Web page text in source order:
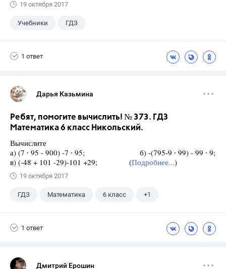
19 октября 2017
Учебники ГДЗ
1 ответ
Дарья Казьмина
Ребят, помогите вычислить! № 373. ГДЗ
Математика 6 класс Никольский.
Вычислите
а) (7 ∙ 95 - 900) -7 ∙ 95; б) -(795-9 ∙ 99) - 99 ∙ 9;
в) (-48 + 101 -29)-101 +29; (Подробнее...)
19 октября 2017
ГДЗ Математика 6 класс +1
1 ответ
Дмитрий Ерошин